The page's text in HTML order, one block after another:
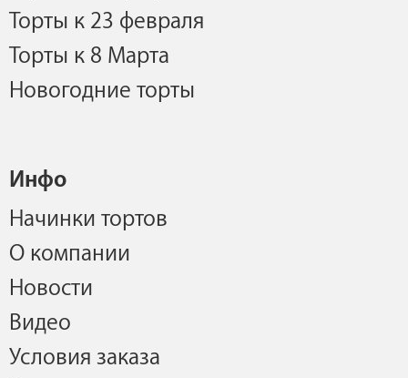
Торты к 23 февраля
Торты к 8 Марта
Новогодние торты
Инфо
Начинки тортов
О компании
Новости
Видео
Условия заказа